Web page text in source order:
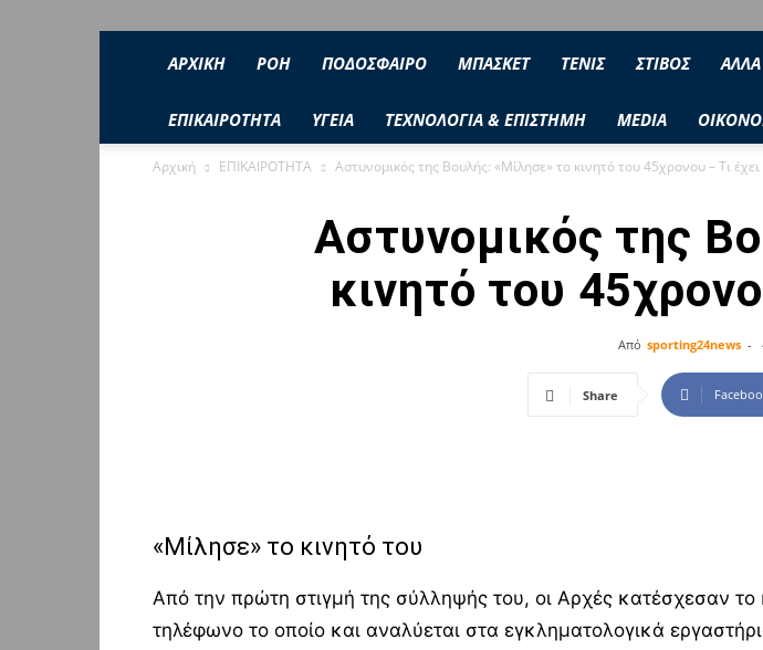
ΑΡΧΙΚΗ ΡΟΉ ΠΟΔΟΣΦΑΙΡΟ ΜΠΑΣΚΕΤ ΤΕΝΙΣ ΣΤΙΒΟΣ
ΕΠΙΚΑΙΡΟΤΗΤΑ ΥΓΕΙΑ ΤΕΧΝΟΛΟΓΙΑ & ΕΠΙΣΤΗΜΗ MEDIA
Αρχική ΕΠΙΚΑΙΡΟΤΗΤΑ Αστυνομικός της Βουλής: «Μίλησε» το κινητό του 45χρονου – Τι έχει
Αστυνομικός της
κινητό του
Από sporting24news -
Share
«Μίλησε» το κινητό του
Από την πρώτη στιγμή της σύλληψής του, οι Αρχές κατέσχεσαν το
τηλέφωνο το οποίο και αναλύεται στα εγκληματολογικά